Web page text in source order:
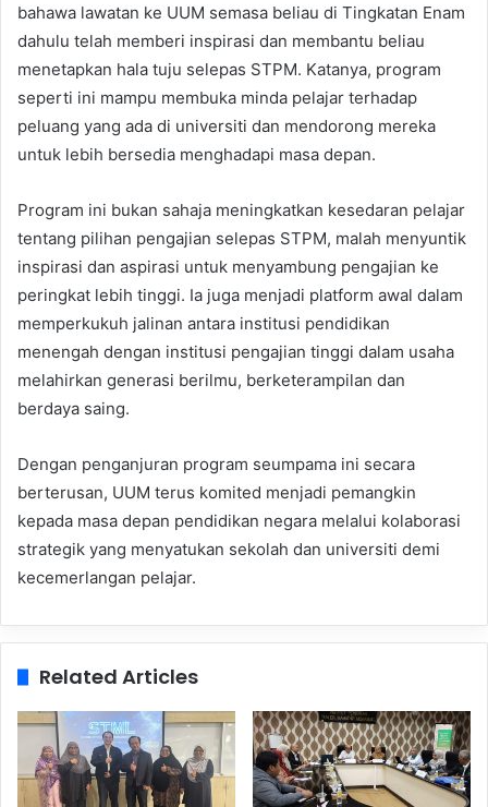
bahawa lawatan ke UUM semasa beliau di Tingkatan Enam
dahulu telah memberi inspirasi dan membantu beliau
menetapkan hala tuju selepas STPM. Katanya, program
seperti ini mampu membuka minda pelajar terhadap
peluang yang ada di universiti dan mendorong mereka
untuk lebih bersedia menghadapi masa depan.
Program ini bukan sahaja meningkatkan kesedaran pelajar
tentang pilihan pengajian selepas STPM, malah menyuntik
inspirasi dan aspirasi untuk menyambung pengajian ke
peringkat lebih tinggi. Ia juga menjadi platform awal dalam
memperkukuh jalinan antara institusi pendidikan
menengah dengan institusi pengajian tinggi dalam usaha
melahirkan generasi berilmu, berketerampilan dan
berdaya saing.
Dengan penganjuran program seumpama ini secara
berterusan, UUM terus komited menjadi pemangkin
kepada masa depan pendidikan negara melalui kolaborasi
strategik yang menyatukan sekolah dan universiti demi
kecemerlangan pelajar.
Related Articles